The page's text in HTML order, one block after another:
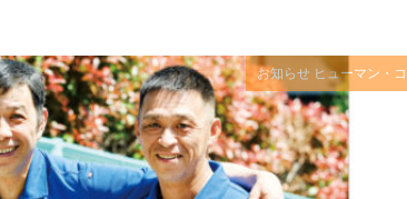
お知らせ ヒューマン・